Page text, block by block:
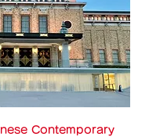
Contemporary